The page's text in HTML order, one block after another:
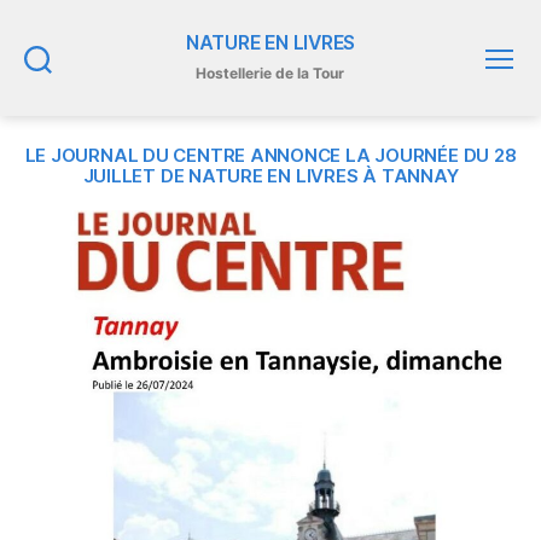
NATURE EN LIVRES
Hostellerie de la Tour
LE JOURNAL DU CENTRE ANNONCE LA JOURNÉE DU 28
JUILLET DE NATURE EN LIVRES À TANNAY